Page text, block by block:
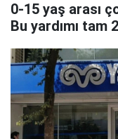
0-15 yaş arası
Bu yardımı tam